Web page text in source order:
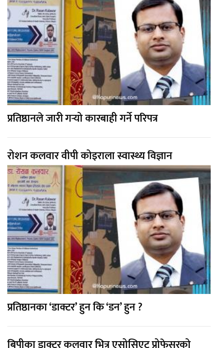
प्रतिष्ठानले जारी गर्‍यो कारबाही गर्ने परिपत्र
रोशन कलवार वीपी कोइराला स्वास्थ्य विज्ञान
प्रतिष्ठानका ‘डाक्टर’ हुन कि ‘डन’ हुन ?